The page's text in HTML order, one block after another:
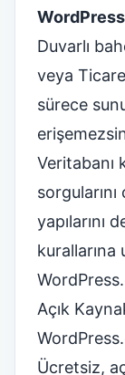
Duvarlı
veya
sürece
Veritabanı
yapılarını
kurallarına
Açık
Ücretsiz,